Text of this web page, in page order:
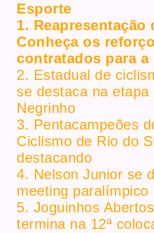
Esporte
1. Reapresentação
Conheça os
contratados para a
2. Estadual de
se destaca na etapa
Negrinho
3. Pentacampeões
Ciclismo de Rio do
destacando
4. Nelson Junior se
meeting paralímpico
5. Joguinhos
termina na 12ª